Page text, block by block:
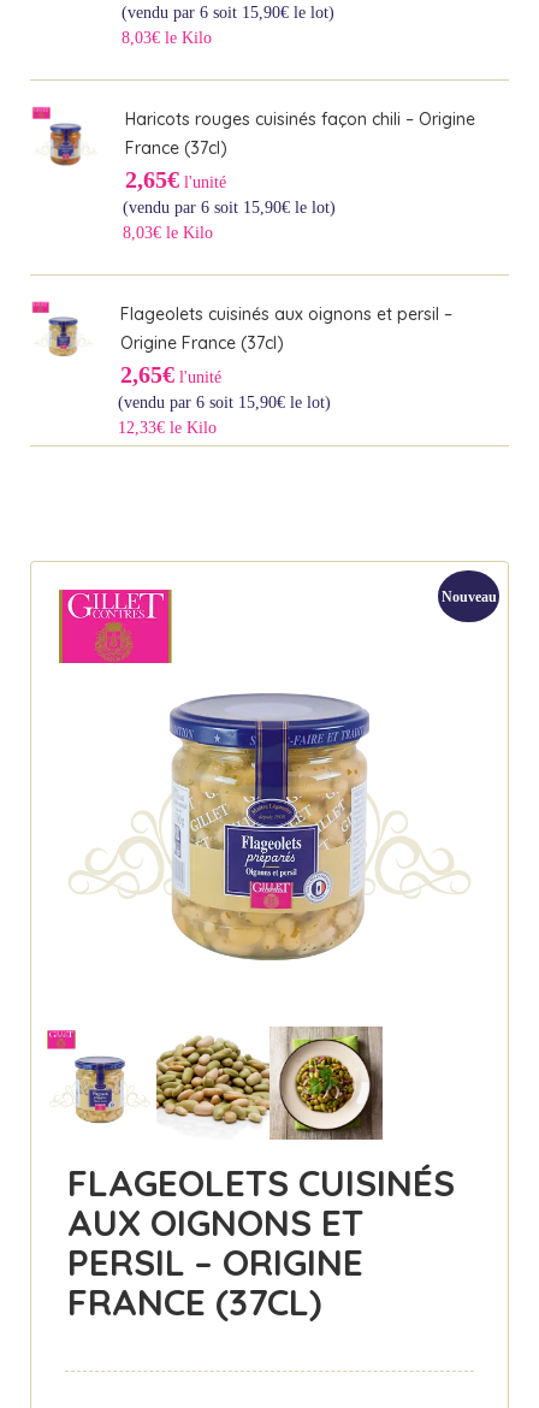
(vendu par 6 soit 15,90€ le lot)
8,03€ le Kilo
Haricots rouges cuisinés façon chili – Origine
France (37cl)
2,65€ l'unité
(vendu par 6 soit 15,90€ le lot)
8,03€ le Kilo
Flageolets cuisinés aux oignons et persil –
Origine France (37cl)
2,65€ l'unité
(vendu par 6 soit 15,90€ le lot)
12,33€ le Kilo
Nouveau
FLAGEOLETS CUISINÉS
AUX OIGNONS ET
PERSIL – ORIGINE
FRANCE (37CL)